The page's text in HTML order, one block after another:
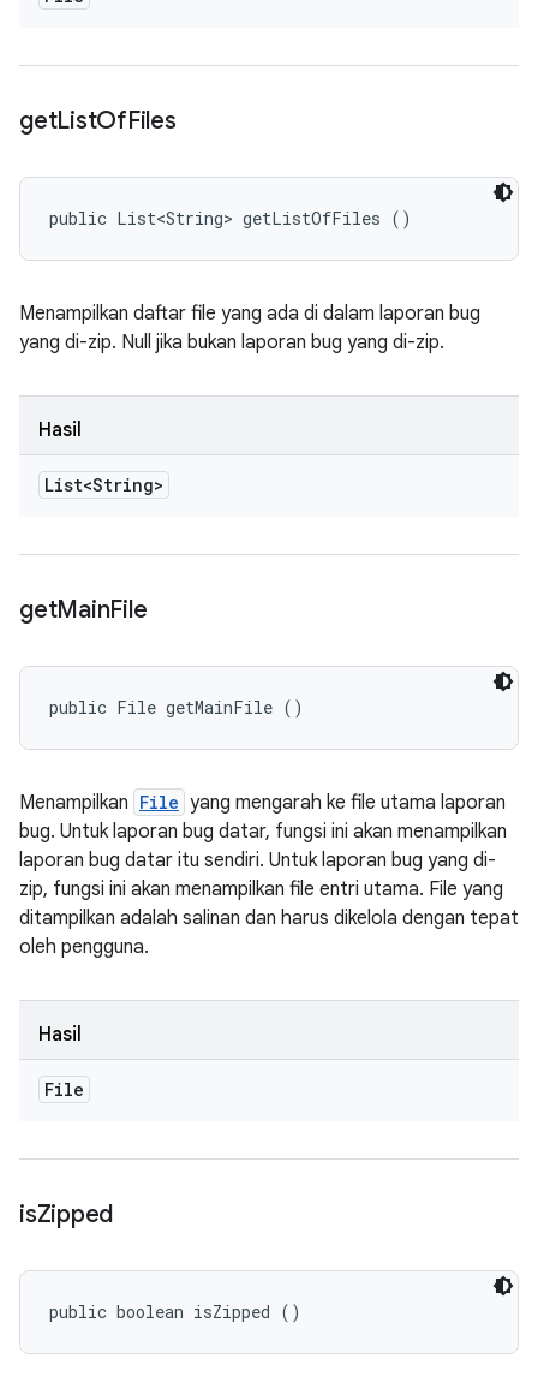
getListOfFiles
public List<String> getListOfFiles ()
Menampilkan daftar file yang ada di dalam laporan bug
yang di-zip. Null jika bukan laporan bug yang di-zip.
Hasil
List<String>
getMainFile
public File getMainFile ()
Menampilkan File yang mengarah ke file utama laporan
bug. Untuk laporan bug datar, fungsi ini akan menampilkan
laporan bug datar itu sendiri. Untuk laporan bug yang di-
zip, fungsi ini akan menampilkan file entri utama. File yang
ditampilkan adalah salinan dan harus dikelola dengan tepat
oleh pengguna.
Hasil
File
isZipped
public boolean isZipped ()